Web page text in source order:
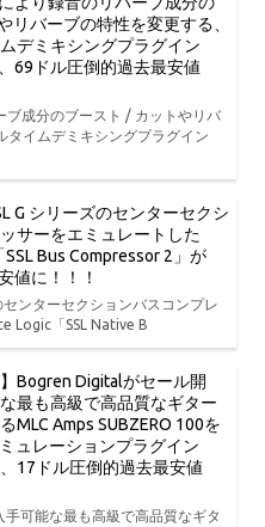
リバーブの特性を変更する、
デミキシングプラグイン
69ドル圧倒的過去最安値
ブ成分のブースト / カットやリバ
タイムデミキシングプラグイン
G シリーズのセンターセクシ
サーをエミュレートした
Bus Compressor 2」が
値に！！！
センターセクションバスコンプレ
Logic「SSL Native B
Bogren Digitalがセール開
最も高級で高品質なギター
MLC Amps SUBZERO 100を
ュレーションプラグイン
、17ドル圧倒的過去最安値
可能な最も高級で高品質なギタ